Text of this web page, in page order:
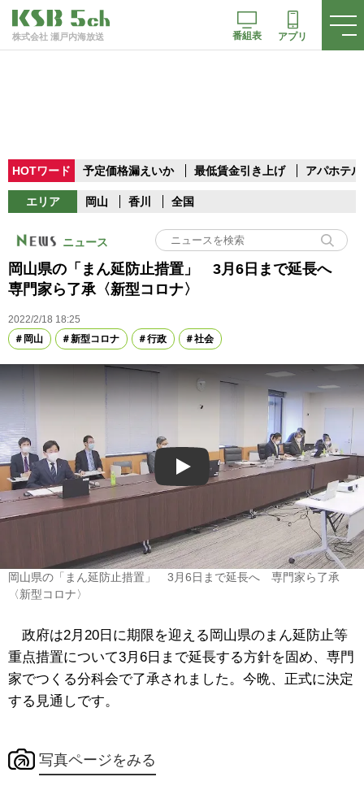
株式会社 瀬戸内海放送 番組表 アプリ
HOTワード 予定価格漏えいか 最低賃金引き上げ アパホテル
エリア 岡山 香川 全国
ニュース
岡山県の「まん延防止措置」 3月6日まで延長へ
専門家ら了承〈新型コロナ〉
2022/2/18 18:25
岡山
新型コロナ 行政 社会
Play
岡山県の「まん延防止措置」 3月6日まで延長へ 専門家ら了承
〈新型コロナ〉
政府は2月20日に期限を迎える岡山県のまん延防止等
重点措置について3月6日まで延長する方針を固め、専門
家でつくる分科会で了承されました。今晩、正式に決定
する見通しです。
写真ページをみる